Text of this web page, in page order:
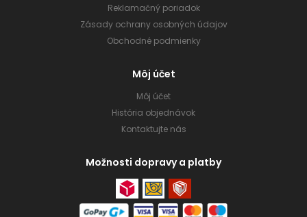
Reklamačný poriadok
Zásady ochrany osobných údajov
Obchodné podmienky
Môj účet
Môj účet
História objednávok
Kontaktujte nás
Možnosti dopravy a platby